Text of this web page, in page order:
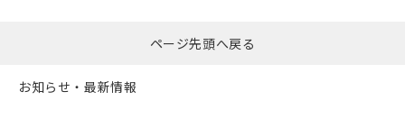
ページ先頭へ戻る
お知らせ・最新情報